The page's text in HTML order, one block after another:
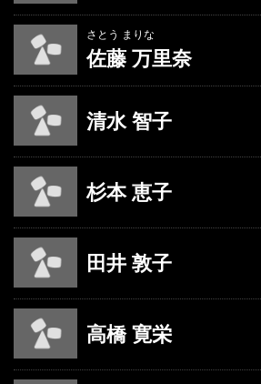
さとう まりな
佐藤 万里奈
清水 智子
杉本 恵子
田井 敦子
高橋 寛栄